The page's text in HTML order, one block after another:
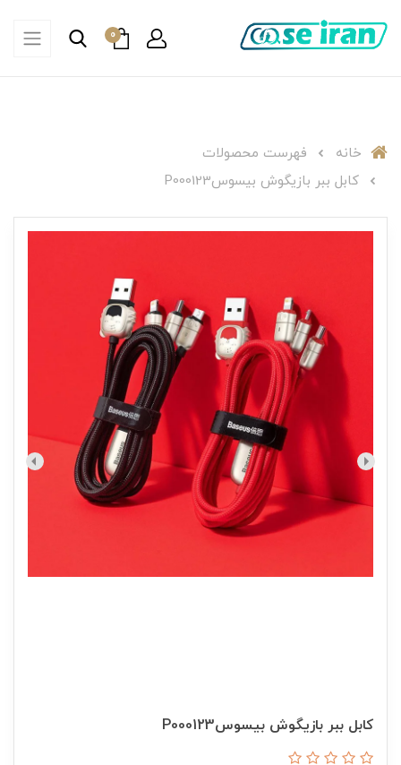
0
خانه
فهرست محصولات
کابل ببر بازیگوش بیسوسP000123
کابل ببر بازیگوش بیسوسP000123